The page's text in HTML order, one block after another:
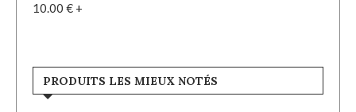
10.00 € +
PRODUITS LES MIEUX NOTÉS